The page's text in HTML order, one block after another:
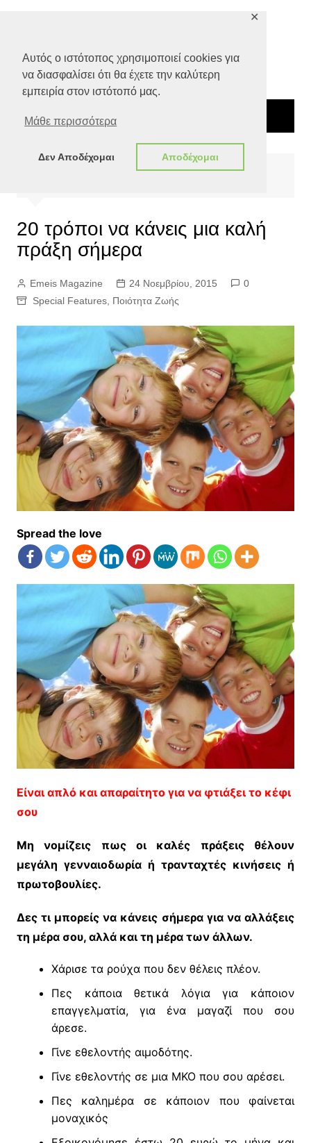
Αυτός ο ιστότοπος χρησιμοποιεί cookies για
να διασφαλίσει ότι θα έχετε την καλύτερη
εμπειρία στον ιστότοπό μας.
Μάθε περισσότερα
Δεν Αποδέχομαι Αποδέχομαι
✕
Special Features
20 τρόποι να κάνεις μια καλή
πράξη σήμερα
Emeis Magazine 24 Νοεμβρίου, 2015
0
Special Features, Ποιότητα Ζωής
Spread the love
Είναι απλό και απαραίτητο για να φτιάξει το κέφι
σου
Μη νομίζεις πως οι καλές πράξεις θέλουν
μεγάλη γενναιοδωρία ή τρανταχτές κινήσεις ή
πρωτοβουλίες.
Δες τι μπορείς να κάνεις σήμερα για να αλλάξεις
τη μέρα σου, αλλά και τη μέρα των άλλων.
Χάρισε τα ρούχα που δεν θέλεις πλέον.
Πες κάποια θετικά λόγια για κάποιον
επαγγελματία, για ένα μαγαζί που σου
άρεσε.
Γίνε εθελοντής αιμοδότης.
Γίνε εθελοντής σε μια ΜΚΟ που σου αρέσει.
Πες καλημέρα σε κάποιον που φαίνεται
μοναχικός